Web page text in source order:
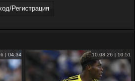
Регистрaция
| 04:34 10.08.26 | 10:51